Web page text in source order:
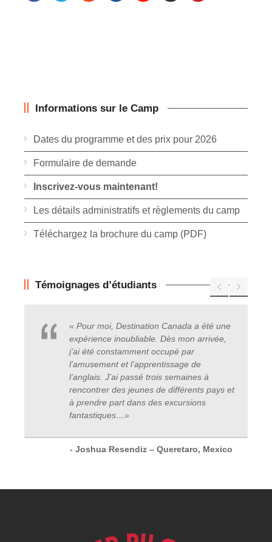
Informations sur le Camp
Dates du programme et des prix pour 2026
Formulaire de demande
Inscrivez-vous maintenant!
Les détails administratifs et règlements du camp
Téléchargez la brochure du camp (PDF)
Témoignages d’étudiants
« Pour moi, Destination Canada a été une
expérience inoubliable. Dès mon arrivée,
j’ai été constamment occupé par
l’amusement et l’apprentissage de
l’anglais. J’ai passé trois semaines à
rencontrer des jeunes de différents pays et
à prendre part dans des excursions
fantastiques…»
- Joshua Resendiz – Queretaro, Mexico